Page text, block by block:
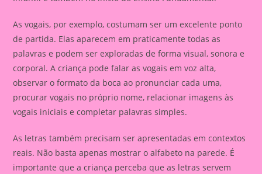
As vogais, por exemplo, costumam ser um excelente ponto
de partida. Elas aparecem em praticamente todas as
palavras e podem ser exploradas de forma visual, sonora e
corporal. A criança pode falar as vogais em voz alta,
observar o formato da boca ao pronunciar cada uma,
procurar vogais no próprio nome, relacionar imagens às
vogais iniciais e completar palavras simples.
As letras também precisam ser apresentadas em contextos
reais. Não basta apenas mostrar o alfabeto na parede. É
importante que a criança perceba que as letras servem